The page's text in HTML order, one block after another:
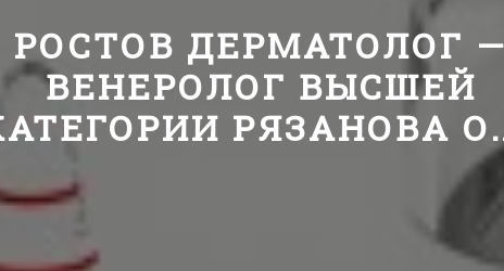
РОСТОВ ДЕРМАТОЛОГ
ВЕНЕРОЛОГ ВЫСШЕЙ
РЯЗАНОВА